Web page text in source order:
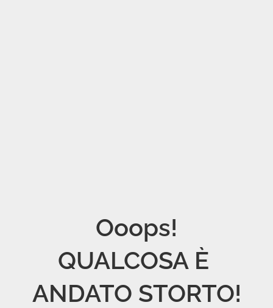
Ooops!
QUALCOSA È
ANDATO STORTO!